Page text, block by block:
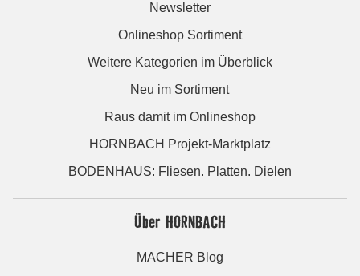
Newsletter
Onlineshop Sortiment
Weitere Kategorien im Überblick
Neu im Sortiment
Raus damit im Onlineshop
HORNBACH Projekt-Marktplatz
BODENHAUS: Fliesen. Platten. Dielen
Über HORNBACH
MACHER Blog